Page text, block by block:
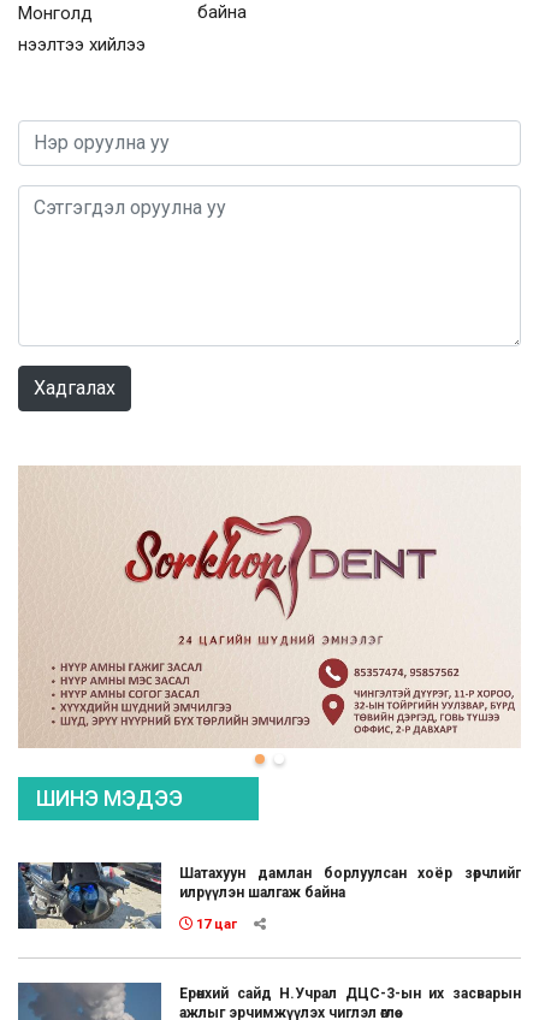
Монголд
нээлтээ хийлээ
байна
Хадгалах
ШИНЭ МЭДЭЭ
Шатахуун дамлан борлуулсан хоёр зөрчлийг
илрүүлэн шалгаж байна
17 цаг
Ерөнхий сайд Н.Учрал ДЦС-3-ын их засварын
ажлыг эрчимжүүлэх чиглэл өглөө